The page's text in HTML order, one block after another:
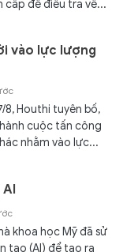
cấp để điều tra về...
vào lực lượng
8, Houthi tuyên bố,
cuộc tấn công
nhằm vào lực...
khoa học Mỹ đã sử
tạo (AI) để tạo ra